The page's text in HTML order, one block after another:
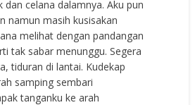
dan celana dalamnya. Aku pun
namun masih kusisakan
melihat dengan pandangan
tak sabar menunggu. Segera
tiduran di lantai. Kudekap
samping sembari
tanganku ke arah